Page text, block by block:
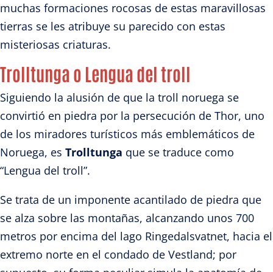
muchas formaciones rocosas de estas maravillosas
tierras se les atribuye su parecido con estas
misteriosas criaturas.
Trolltunga o Lengua del troll
Siguiendo la alusión de que la troll noruega se
convirtió en piedra por la persecución de Thor, uno
de los miradores turísticos más emblemáticos de
Noruega, es Trolltunga que se traduce como
“Lengua del troll”.
Se trata de un imponente acantilado de piedra que
se alza sobre las montañas, alcanzando unos 700
metros por encima del lago Ringedalsvatnet, hacia el
extremo norte en el condado de Vestland; por